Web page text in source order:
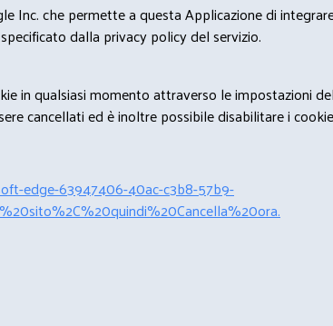
Inc. che permette a questa Applicazione di
dalla privacy policy del servizio.
in qualsiasi momento attraverso le impostazioni
cancellati ed è inoltre possibile disabilitare i
edge-63947406-40ac-c3b8-57b9-